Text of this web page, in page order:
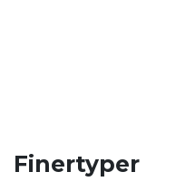
Finertyper